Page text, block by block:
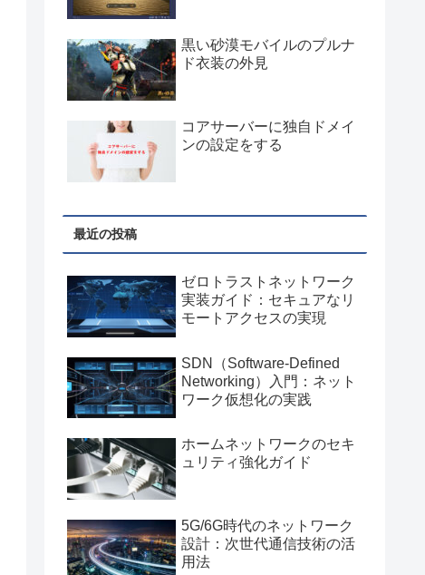
黒い砂漠モバイルのプルナ
ド衣装の外見
コアサーバーに独自ドメイ
ンの設定をする
最近の投稿
ゼロトラストネットワーク
実装ガイド：セキュアなリ
モートアクセスの実現
SDN（Software-Defined
Networking）入門：ネット
ワーク仮想化の実践
ホームネットワークのセキ
ュリティ強化ガイド
5G/6G時代のネットワーク
設計：次世代通信技術の活
用法